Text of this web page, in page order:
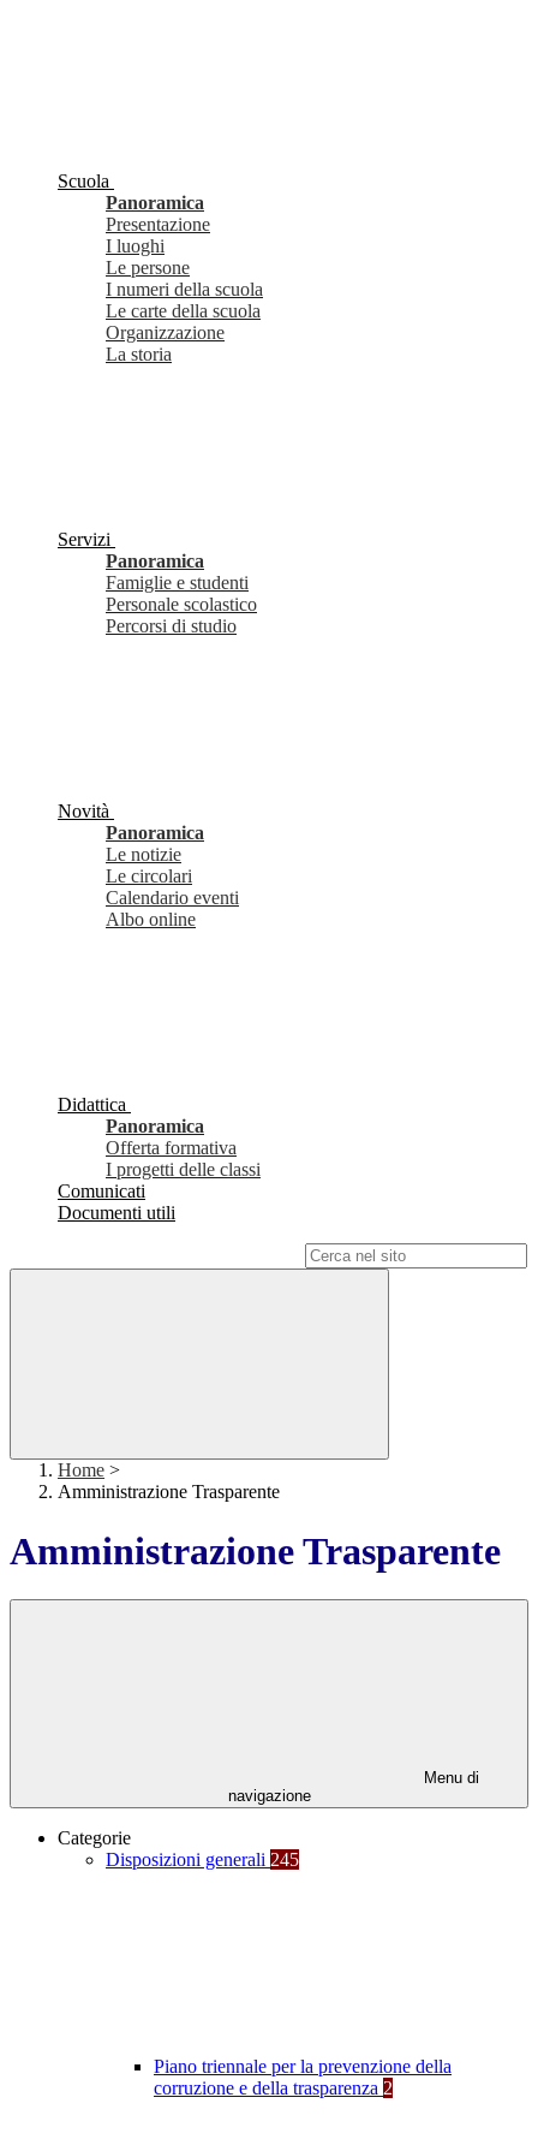
Scuola
Panoramica
Presentazione
I luoghi
Le persone
I numeri della scuola
Le carte della scuola
Organizzazione
La storia
Servizi
Panoramica
Famiglie e studenti
Personale scolastico
Percorsi di studio
Novità
Panoramica
Le notizie
Le circolari
Calendario eventi
Albo online
Didattica
Panoramica
Offerta formativa
I progetti delle classi
Comunicati
Documenti utili
Home >
Amministrazione Trasparente
Amministrazione Trasparente
Menu di
navigazione
Categorie
Disposizioni generali 245
Piano triennale per la prevenzione della
corruzione e della trasparenza 2